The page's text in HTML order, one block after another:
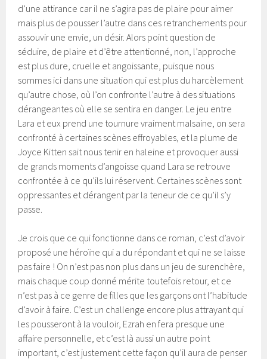
d’une attirance car il ne s’agira pas de plaire pour aimer
mais plus de pousser l’autre dans ces retranchements pour
assouvir une envie, un désir. Alors point question de
séduire, de plaire et d’être attentionné, non, l’approche
est plus dure, cruelle et angoissante, puisque nous
sommes ici dans une situation qui est plus du harcèlement
qu’autre chose, où l’on confronte l’autre à des situations
dérangeantes où elle se sentira en danger. Le jeu entre
Lara et eux prend une tournure vraiment malsaine, on sera
confronté à certaines scènes effroyables, et la plume de
Joyce Kitten sait nous tenir en haleine et provoquer aussi
de grands moments d’angoisse quand Lara se retrouve
confrontée à ce qu’ils lui réservent. Certaines scènes sont
oppressantes et dérangent par la teneur de ce qu’il s’y
passe.
Je crois que ce qui fonctionne dans ce roman, c’est d’avoir
proposé une héroïne qui a du répondant et qui ne se laisse
pas faire ! On n’est pas non plus dans un jeu de surenchère,
mais chaque coup donné mérite toutefois retour, et ce
n’est pas à ce genre de filles que les garçons ont l’habitude
d’avoir à faire. C’est un challenge encore plus attrayant qui
les pousseront à la vouloir, Ezrah en fera presque une
affaire personnelle, et c’est là aussi un autre point
important, c’est justement cette façon qu’il aura de penser